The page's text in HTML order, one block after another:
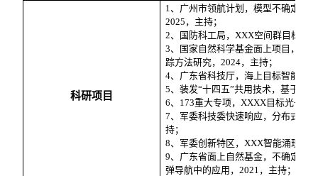
科研项目
1、广州市领航计划，模型不确定条
2025 ，主持；
2、国防科工局，XXX空间群目标检
3、国家自然科学基金面上项目，模
踪方法研究，2024，主持；
4、广东省科技厅，海上目标智能感
5、装发“十四五”共用技术，基于超快
6、 173重大专项，XXXX目标光子探
7、军委科技委快速响应，分布式
持；
8、军委创新特区，XXX智能涌现与
9、广东省面上自然基金，不确定条
弹导航中的应用，2021 ，主持；